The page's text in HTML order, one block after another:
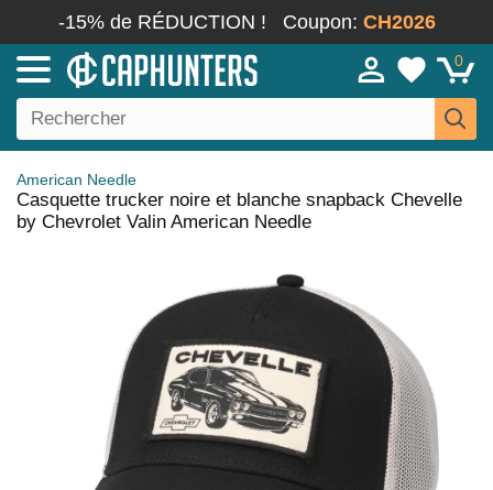
-15% de RÉDUCTION ! Coupon: CH2026
0
American Needle
Casquette trucker noire et blanche snapback Chevelle
by Chevrolet Valin American Needle